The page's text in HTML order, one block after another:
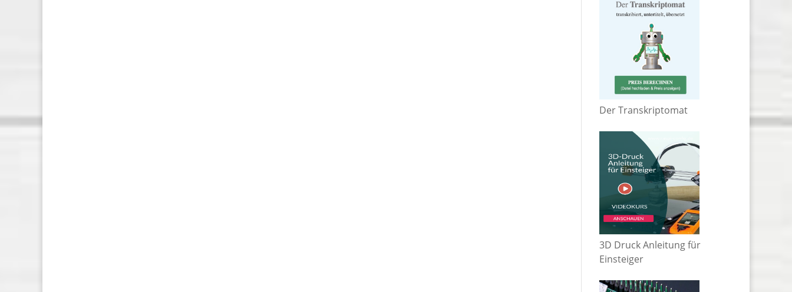
Der Transkriptomat
3D Druck Anleitung für
Einsteiger